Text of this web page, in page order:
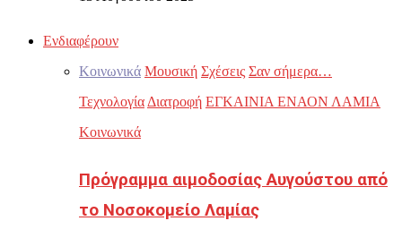
Ενδιαφέρουν
Κοινωνικά Μουσική Σχέσεις Σαν σήμερα…
Τεχνολογία Διατροφή ΕΓΚΑΙΝΙΑ ΕΝΑΟΝ ΛΑΜΙΑ
Κοινωνικά
Πρόγραμμα αιμοδοσίας Αυγούστου από
το Νοσοκομείο Λαμίας